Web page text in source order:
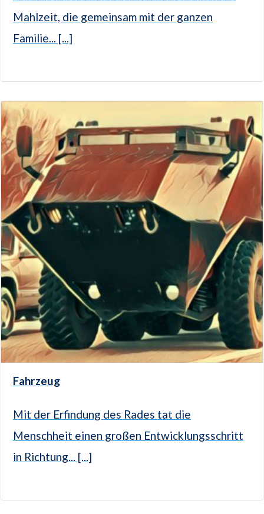
Mahlzeit, die gemeinsam mit der ganzen
Familie... [...]
Fahrzeug
Mit der Erfindung des Rades tat die
Menschheit einen großen Entwicklungsschritt
in Richtung... [...]